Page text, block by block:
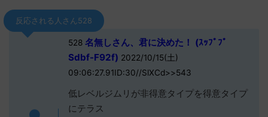
反応される人さん528
528名無しさん、君に決めた！ (ｽｯﾌﾟﾌﾟ
Sdbf-F92f) 2022/10/15(土)
09:06:27.91ID:30//SlXCd>>543
低レベルジムリが非得意タイプを得意タイプ
にテラス